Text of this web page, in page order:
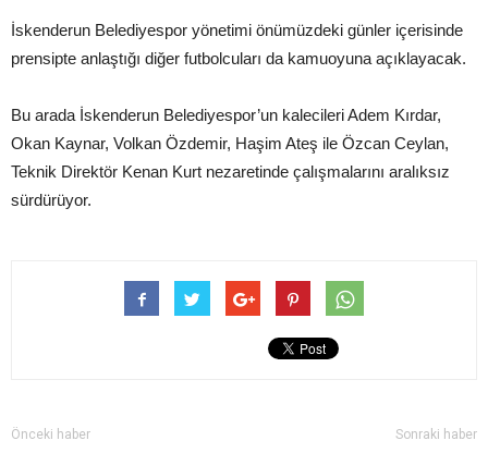
İskenderun Belediyespor yönetimi önümüzdeki günler içerisinde
prensipte anlaştığı diğer futbolcuları da kamuoyuna açıklayacak.
Bu arada İskenderun Belediyespor’un kalecileri Adem Kırdar,
Okan Kaynar, Volkan Özdemir, Haşim Ateş ile Özcan Ceylan,
Teknik Direktör Kenan Kurt nezaretinde çalışmalarını aralıksız
sürdürüyor.
Önceki haber Sonraki haber